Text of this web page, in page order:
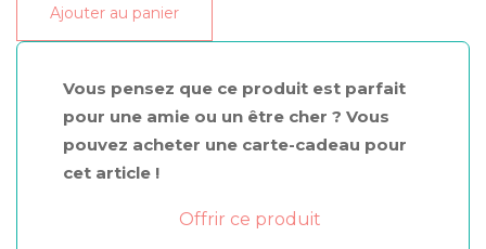
BioSourcés
Galet
Ajouter au panier
Vous pensez que ce produit est parfait
pour une amie ou un être cher ? Vous
pouvez acheter une carte-cadeau pour
cet article !
Offrir ce produit